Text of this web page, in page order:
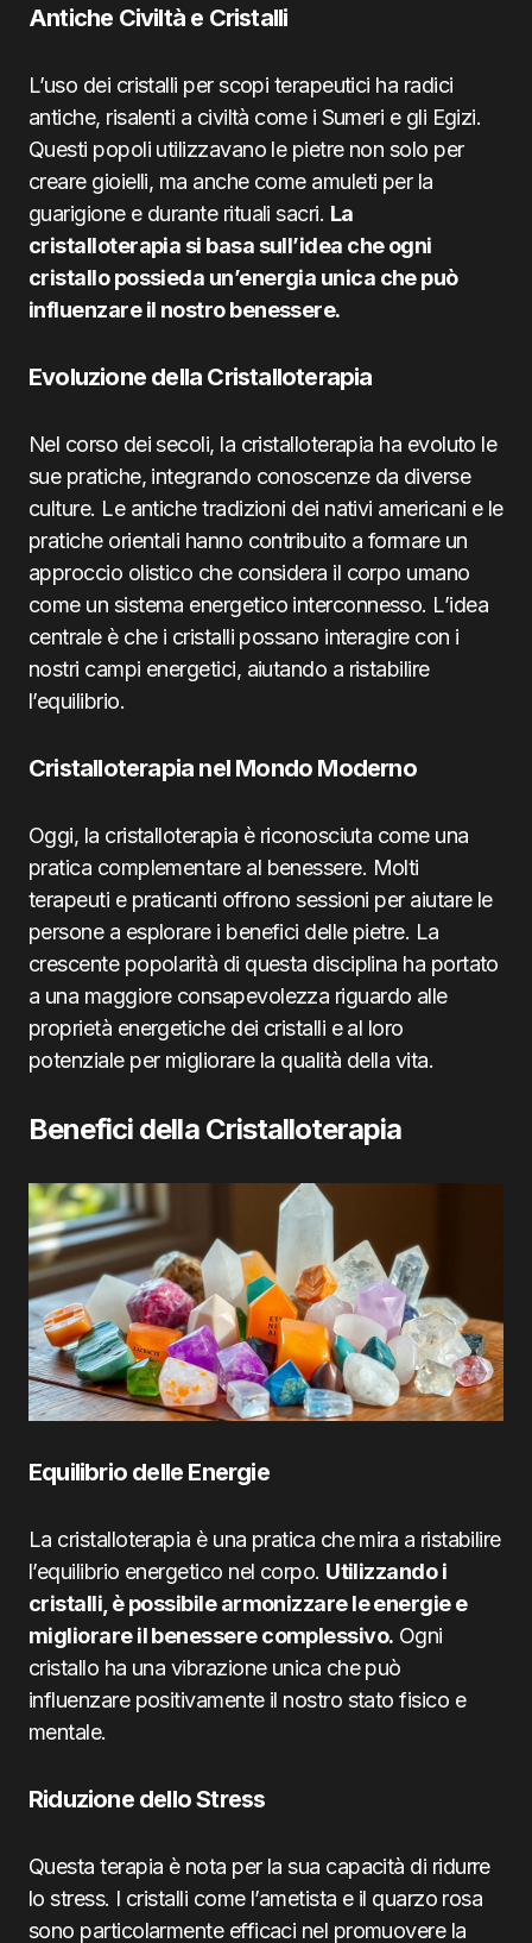
Antiche Civiltà e Cristalli
L’uso dei cristalli per scopi terapeutici ha radici
antiche, risalenti a civiltà come i Sumeri e gli Egizi.
Questi popoli utilizzavano le pietre non solo per
creare gioielli, ma anche come amuleti per la
guarigione e durante rituali sacri. La
cristalloterapia si basa sull’idea che ogni
cristallo possieda un’energia unica che può
influenzare il nostro benessere.
Evoluzione della Cristalloterapia
Nel corso dei secoli, la cristalloterapia ha evoluto le
sue pratiche, integrando conoscenze da diverse
culture. Le antiche tradizioni dei nativi americani e le
pratiche orientali hanno contribuito a formare un
approccio olistico che considera il corpo umano
come un sistema energetico interconnesso. L’idea
centrale è che i cristalli possano interagire con i
nostri campi energetici, aiutando a ristabilire
l’equilibrio.
Cristalloterapia nel Mondo Moderno
Oggi, la cristalloterapia è riconosciuta come una
pratica complementare al benessere. Molti
terapeuti e praticanti offrono sessioni per aiutare le
persone a esplorare i benefici delle pietre. La
crescente popolarità di questa disciplina ha portato
a una maggiore consapevolezza riguardo alle
proprietà energetiche dei cristalli e al loro
potenziale per migliorare la qualità della vita.
Benefici della Cristalloterapia
Equilibrio delle Energie
La cristalloterapia è una pratica che mira a ristabilire
l’equilibrio energetico nel corpo. Utilizzando i
cristalli, è possibile armonizzare le energie e
migliorare il benessere complessivo. Ogni
cristallo ha una vibrazione unica che può
influenzare positivamente il nostro stato fisico e
mentale.
Riduzione dello Stress
Questa terapia è nota per la sua capacità di ridurre
lo stress. I cristalli come l’ametista e il quarzo rosa
sono particolarmente efficaci nel promuovere la